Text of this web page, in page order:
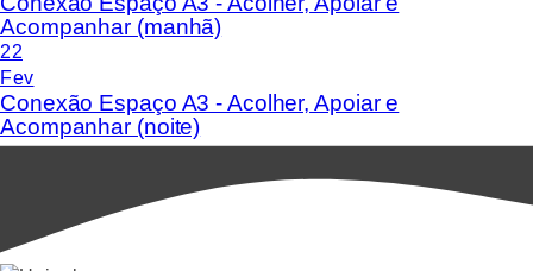
Acompanhar (manhã)
22
Fev
Conexão Espaço A3 - Acolher, Apoiar e
Acompanhar (noite)